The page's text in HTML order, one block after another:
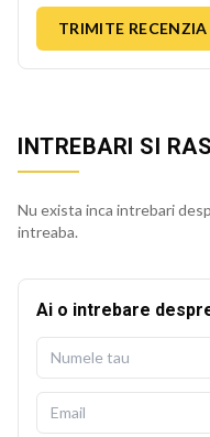
TRIMITE RECENZIA
INTREBARI SI
Nu exista inca intrebari
intreaba.
Ai o intrebare